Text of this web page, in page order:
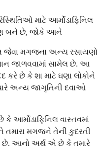
માટે આર્મોડાફિનિલ
બને છે, જોકે આને
જેવા મગજના અન્ય રસાયણો
જાળવવામાં સામેલ છે. આ
છે કે શા માટે ઘણા લોકોને
અન્ય જાગૃતિની દવાઓ
વાસ્તવમાં
તમારા મગજને તેની કુદરતી
છે. આનો અર્થ એ છે કે તમારે